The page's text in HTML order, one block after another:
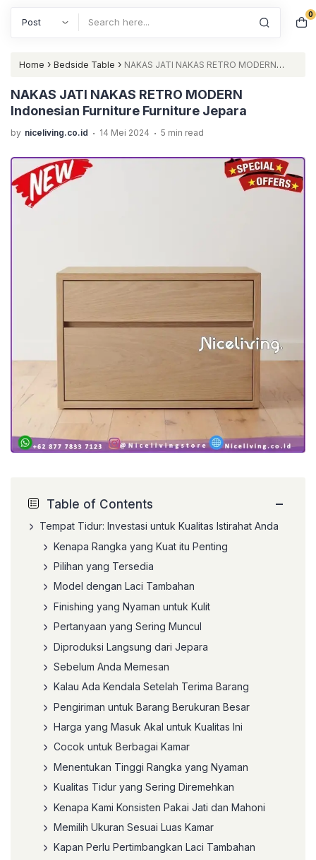
0
Home › Bedside Table › NAKAS JATI NAKAS RETRO MODERN
Indonesian Furniture Furniture Jepara
NAKAS JATI NAKAS RETRO MODERN
Indonesian Furniture Furniture Jepara
by niceliving.co.id . 14 Mei 2024 . 5 min read
Table of Contents −
Tempat Tidur: Investasi untuk Kualitas Istirahat Anda
Kenapa Rangka yang Kuat itu Penting
Pilihan yang Tersedia
Model dengan Laci Tambahan
Finishing yang Nyaman untuk Kulit
Pertanyaan yang Sering Muncul
Diproduksi Langsung dari Jepara
Sebelum Anda Memesan
Kalau Ada Kendala Setelah Terima Barang
Pengiriman untuk Barang Berukuran Besar
Harga yang Masuk Akal untuk Kualitas Ini
Cocok untuk Berbagai Kamar
Menentukan Tinggi Rangka yang Nyaman
Kualitas Tidur yang Sering Diremehkan
Kenapa Kami Konsisten Pakai Jati dan Mahoni
Memilih Ukuran Sesuai Luas Kamar
Kapan Perlu Pertimbangkan Laci Tambahan